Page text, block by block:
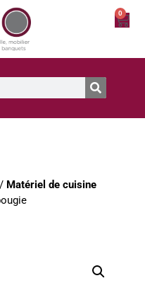
0
/ Matériel de cuisine